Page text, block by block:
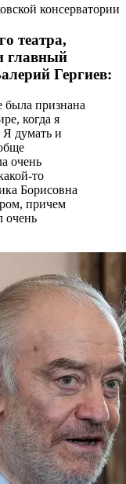
консерватории
театра,
главный
Гергиев:
была признана
когда я
Я думать и
очень
то
Борисовна
причем
очень